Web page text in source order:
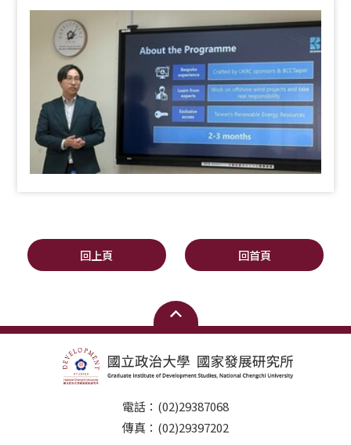
回上頁 回首頁
電話：(02)29387068
傳真：(02)29397202